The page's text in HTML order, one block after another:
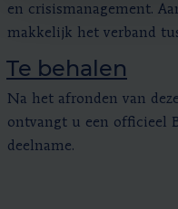
en crisismanagement.
makkelijk het verband
Te behalen
Na het afronden van
ontvangt u een officieel
deelname.